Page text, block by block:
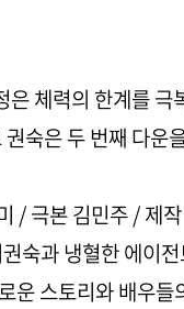
체력의 한계를 극
숙은 두 번째 다운
/ 극본 김민주 / 제작
숙과 냉혈한 에이
운 스토리와 배우들